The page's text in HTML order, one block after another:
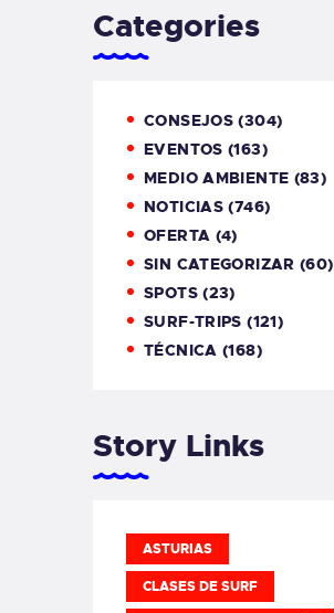
Categories
CONSEJOS (304)
EVENTOS (163)
MEDIO AMBIENTE (83)
NOTICIAS (746)
OFERTA (4)
SIN CATEGORIZAR (60)
SPOTS(23)
SURF-TRIPS (121)
TÉCNICA (168)
Story Links
ASTURIAS
CLASES DE SURF